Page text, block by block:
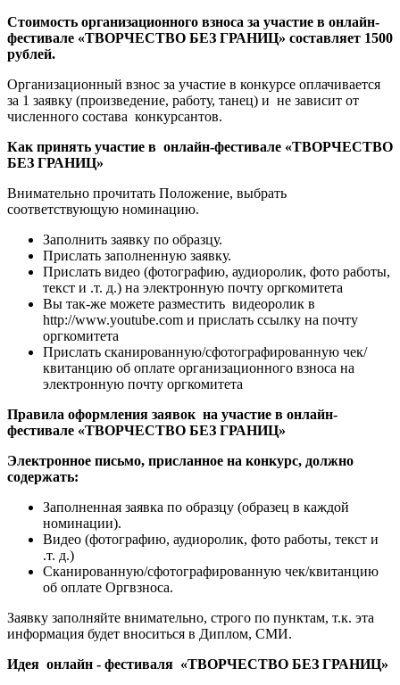
Стоимость организационного взноса за участие в онлайн-
фестивале «ТВОРЧЕСТВО БЕЗ ГРАНИЦ» составляет 1500
рублей.
Организационный взнос за участие в конкурсе оплачивается
за 1 заявку (произведение, работу, танец) и не зависит от
численного состава конкурсантов.
Как принять участие в онлайн-фестивале «ТВОРЧЕСТВО
БЕЗ ГРАНИЦ»
Внимательно прочитать Положение, выбрать
соответствующую номинацию.
Заполнить заявку по образцу.
Прислать заполненную заявку.
Прислать видео (фотографию, аудиоролик, фото работы,
текст и .т. д.) на электронную почту оргкомитета
Вы так-же можете разместить видеоролик в
http://www.youtube.com и прислать ссылку на почту
оргкомитета
Прислать сканированную/сфотографированную чек/
квитанцию об оплате организационного взноса на
электронную почту оргкомитета
Правила оформления заявок на участие в онлайн-
фестивале «ТВОРЧЕСТВО БЕЗ ГРАНИЦ»
Электронное письмо, присланное на конкурс, должно
содержать:
Заполненная заявка по образцу (образец в каждой
номинации).
Видео (фотографию, аудиоролик, фото работы, текст и
.т. д.)
Сканированную/сфотографированную чек/квитанцию
об оплате Оргвзноса.
Заявку заполняйте внимательно, строго по пунктам, т.к. эта
информация будет вноситься в Диплом, СМИ.
Идея онлайн - фестиваля «ТВОРЧЕСТВО БЕЗ ГРАНИЦ»